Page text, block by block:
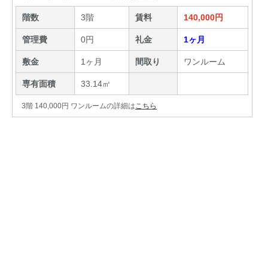
階数 3階 賃料 140,000円
管理費 0円 礼金 1ヶ月
敷金 1ヶ月 間取り ワンルーム
専有面積 33.14㎡
3階 140,000円 ワンルームの詳細は こちら